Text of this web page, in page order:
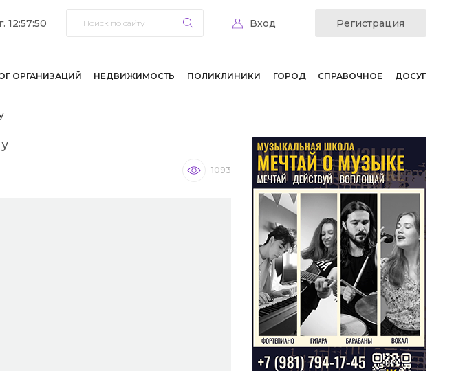
12:57:50 Вход Регистрация
ОРГАНИЗАЦИЙ НЕДВИЖИМОСТЬ ПОЛИКЛИНИКИ ГОРОД СПРАВОЧНОЕ ДОСУГ
1093